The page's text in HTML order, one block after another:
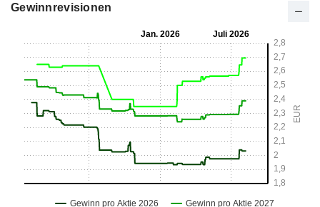
Gewinnrevisionen